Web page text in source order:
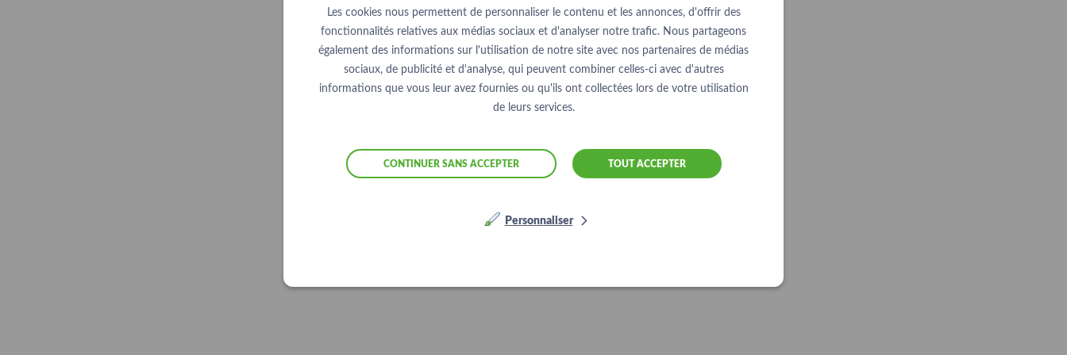
Les cookies nous permettent de personnaliser le contenu et les annonces, d'offrir des
fonctionnalités relatives aux médias sociaux et d'analyser notre trafic. Nous partageons
également des informations sur l'utilisation de notre site avec nos partenaires de médias
sociaux, de publicité et d'analyse, qui peuvent combiner celles-ci avec d'autres
informations que vous leur avez fournies ou qu'ils ont collectées lors de votre utilisation
de leurs services.
TOUT ACCEPTER
CONTINUER SANS ACCEPTER
Personnaliser